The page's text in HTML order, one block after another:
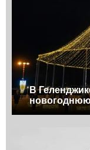
В
новогоднюю